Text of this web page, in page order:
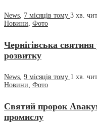
News, 7 місяців тому 3 хв.
Новини, Фото
Чернігівська
розвитку
News, 9 місяців тому 1 хв.
Новини, Фото
Святий пророк
промислу